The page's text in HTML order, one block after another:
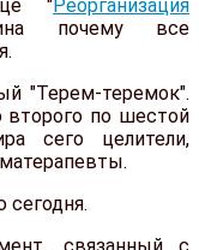
"Реорганизация
почему все
"Терем-теремок".
по шестой
сего целители,
сегодня.